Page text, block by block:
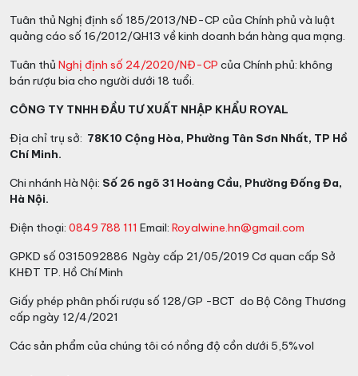
Tuân thủ Nghị định số 185/2013/NĐ-CP của Chính phủ và luật
quảng cáo số 16/2012/QH13 về kinh doanh bán hàng qua mạng.
Tuân thủ Nghị định số 24/2020/NĐ-CP của Chính phủ: không
bán rượu bia cho người dưới 18 tuổi.
CÔNG TY TNHH ĐẦU TƯ XUẤT NHẬP KHẨU ROYAL
Địa chỉ trụ sở: 78K10 Cộng Hòa, Phường Tân Sơn Nhất, TP Hồ
Chí Minh.
Chi nhánh Hà Nội: Số 26 ngõ 31 Hoàng Cầu, Phường Đống Đa,
Hà Nội.
Điện thoại: 0849 788 111 Email: Royalwine.hn@gmail.com
GPKD số 0315092886 Ngày cấp 21/05/2019 Cơ quan cấp Sở
KHĐT TP. Hồ Chí Minh
Giấy phép phân phối rượu số 128/GP -BCT do Bộ Công Thương
cấp ngày 12/4/2021
Các sản phẩm của chúng tôi có nồng độ cồn dưới 5,5%vol